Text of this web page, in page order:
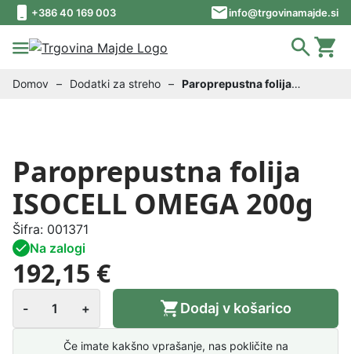
Skip to content
Skip to footer
+386 40 169 003 info@trgovinamajde.si
Domov – Dodatki za streho – Paroprepustna folija
Paroprepustna folija
ISOCELL OMEGA 200g
Šifra: 001371
Na zalogi
192,15 €
- + Dodaj v košarico
Če imate kakšno vprašanje, nas pokličite na